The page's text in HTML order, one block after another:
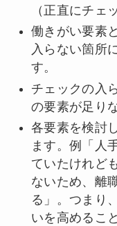
（正直にチェ
働きがい要素
入らない箇所
す。
チェックの入
の要素が足り
各要素を検討
ます。例「人
ていたけれど
ないため、離
る」。つまり
いを高めるこ